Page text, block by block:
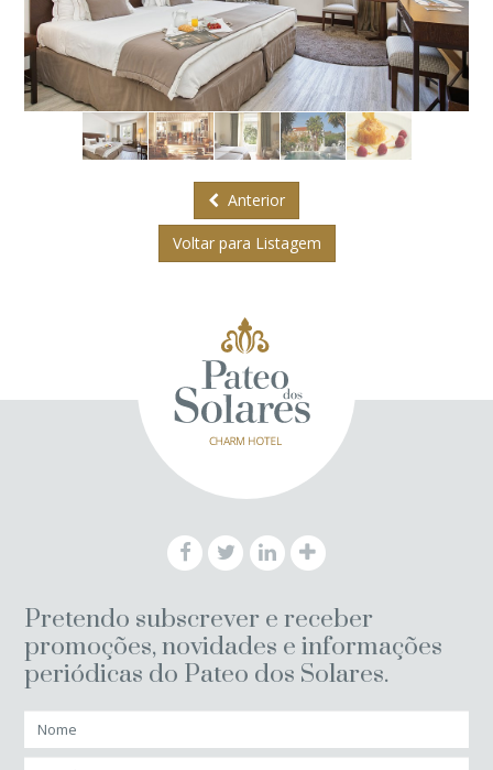
Anterior
Voltar para Listagem
Pretendo subscrever e receber
promoções, novidades e informações
periódicas do Pateo dos Solares.